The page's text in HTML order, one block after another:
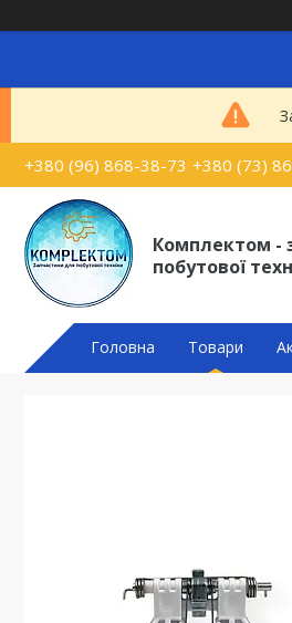
+380 (96) 868-38-73 +380 (73)
Комплектом -
побутової
Головна Товари